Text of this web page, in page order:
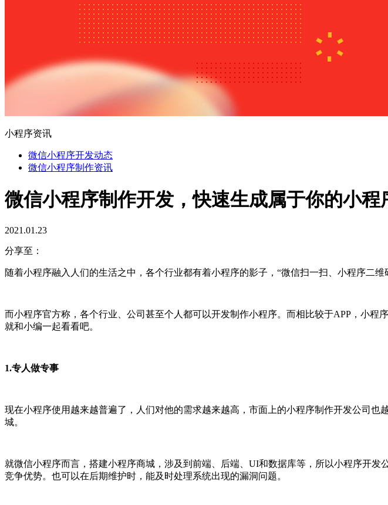
小程序资讯
微信小程序开发动态
微信小程序制作资讯
微信小程序制作开发，快速生成属于你的小程
2021.01.23
分享至：
随着小程序融入人们的生活之中，各个行业都有着小程序的影子，“微信扫一扫、小程序二维
而小程序官方称，各个行业、公司甚至个人都可以开发制作小程序。而相比较于APP，小
就和小编一起看看吧。
1.专人做专事
现在小程序使用越来越普遍了，人们对他的需求越来越高，市面上的小程序制作开发公司
城。
就微信小程序而言，搭建小程序商城，涉及到前端、后端、UI和数据库等，所以小程序开
竞争优势。也可以在后期维护时，能及时处理系统出现的漏洞问题。